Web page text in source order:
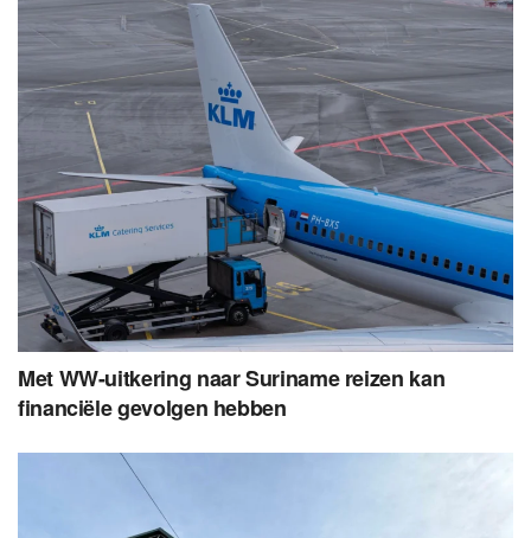
Met WW-uitkering naar Suriname reizen kan
financiële gevolgen hebben